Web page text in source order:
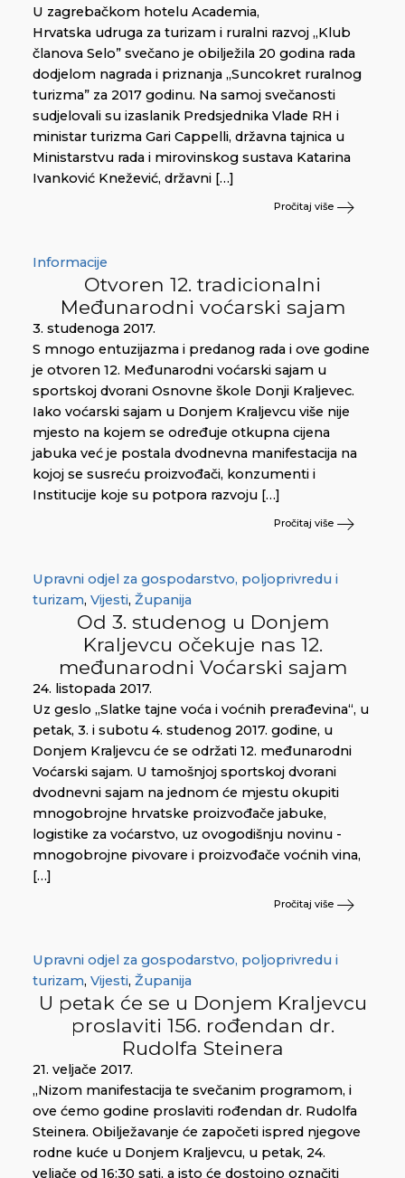
U zagrebačkom hotelu Academia,
Hrvatska udruga za turizam i ruralni razvoj „Klub
članova Selo” svečano je obilježila 20 godina rada
dodjelom nagrada i priznanja „Suncokret ruralnog
turizma” za 2017 godinu. Na samoj svečanosti
sudjelovali su izaslanik Predsjednika Vlade RH i
ministar turizma Gari Cappelli, državna tajnica u
Ministarstvu rada i mirovinskog sustava Katarina
Ivanković Knežević, državni […]
Pročitaj više
Informacije
Otvoren 12. tradicionalni
Međunarodni voćarski sajam
3. studenoga 2017.
S mnogo entuzijazma i predanog rada i ove godine
je otvoren 12. Međunarodni voćarski sajam u
sportskoj dvorani Osnovne škole Donji Kraljevec.
Iako voćarski sajam u Donjem Kraljevcu više nije
mjesto na kojem se određuje otkupna cijena
jabuka već je postala dvodnevna manifestacija na
kojoj se susreću proizvođači, konzumenti i
Institucije koje su potpora razvoju […]
Pročitaj više
Upravni odjel za gospodarstvo, poljoprivredu i
turizam, Vijesti, Županija
Od 3. studenog u Donjem
Kraljevcu očekuje nas 12.
međunarodni Voćarski sajam
24. listopada 2017.
Uz geslo „Slatke tajne voća i voćnih prerađevina“, u
petak, 3. i subotu 4. studenog 2017. godine, u
Donjem Kraljevcu će se održati 12. međunarodni
Voćarski sajam. U tamošnjoj sportskoj dvorani
dvodnevni sajam na jednom će mjestu okupiti
mnogobrojne hrvatske proizvođače jabuke,
logistike za voćarstvo, uz ovogodišnju novinu -
mnogobrojne pivovare i proizvođače voćnih vina,
[…]
Pročitaj više
Upravni odjel za gospodarstvo, poljoprivredu i
turizam, Vijesti, Županija
U petak će se u Donjem Kraljevcu
proslaviti 156. rođendan dr.
Rudolfa Steinera
21. veljače 2017.
„Nizom manifestacija te svečanim programom, i
ove ćemo godine proslaviti rođendan dr. Rudolfa
Steinera. Obilježavanje će započeti ispred njegove
rodne kuće u Donjem Kraljevcu, u petak, 24.
veljače od 16:30 sati, a isto će dostojno označiti